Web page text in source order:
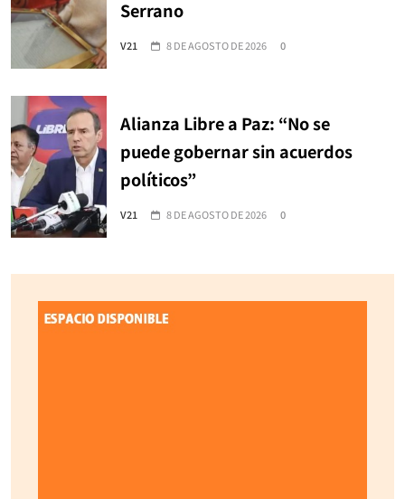
Serrano
V21 8 DE AGOSTO DE 2026 0
Alianza Libre a Paz: “No se
puede gobernar sin acuerdos
políticos”
V21 8 DE AGOSTO DE 2026 0